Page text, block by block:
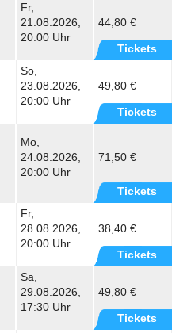
Fr,
21.08.2026,
20:00 Uhr
44,80 €
Tickets
So,
23.08.2026,
20:00 Uhr
49,80 €
Tickets
Mo,
24.08.2026,
20:00 Uhr
71,50 €
Tickets
Fr,
28.08.2026,
20:00 Uhr
38,40 €
Tickets
Sa,
29.08.2026,
17:30 Uhr
49,80 €
Tickets